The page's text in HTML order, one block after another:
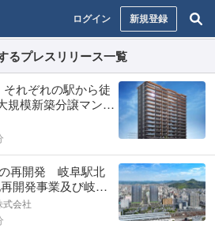
ログイン 新規登録
るプレスリリース一覧
れぞれの駅から徒
規模新築分譲マンシ
つき、9月21日(土)
ランドオープン
再開発 岐阜駅北
開発事業及び岐阜
地再開発事業 市
らせ
式会社